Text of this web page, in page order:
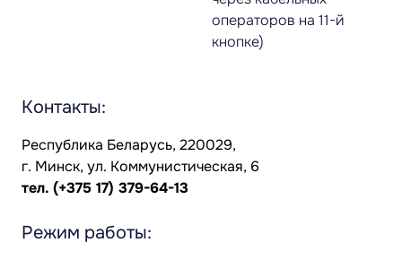
операторов на 11-й
кнопке)
Контакты:
Республика Беларусь, 220029,
г. Минск, ул. Коммунистическая, 6
тел. (+375 17) 379-64-13
Режим работы: